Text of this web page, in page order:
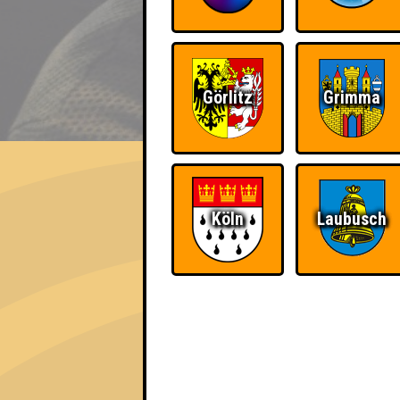
EVENTS
Seitenquiz Hoyerswerda
"KuFa goes Hogwarts!" · 19.11.2019 ·
Punkte Angemeldete
Görlitz Grimma
Köln Laubusch